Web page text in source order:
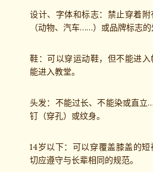
设计、字体和标志：禁止穿着
（动物、汽车……）或品牌标志
鞋：可以穿运动鞋，但不能进
能进入教堂。
头发：不能过长、不能染或直
钉（穿孔）或纹身。
14岁以下：可以穿覆盖膝盖的
切应遵守与长辈相同的规范。